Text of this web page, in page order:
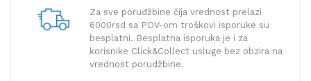
Za sve poruđžbine čija vrednost prelazi
6000rsd sa PDV-om troškovi isporuke su
besplatni. Besplatna isporuka je i za
korisnike Click&Collect usluge bez obzira na
vrednost porudžbine.